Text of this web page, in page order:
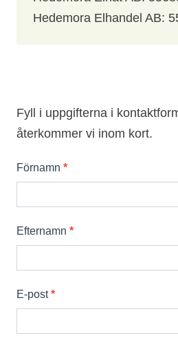
Hedemora Elhandel AB:
Fyll i uppgifterna i
återkommer vi inom kort.
Kontakta
Förnamn *
Efternamn *
E-post*